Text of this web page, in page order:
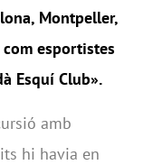
Montpeller,
esportistes
Esquí Club».
amb
hi havia en